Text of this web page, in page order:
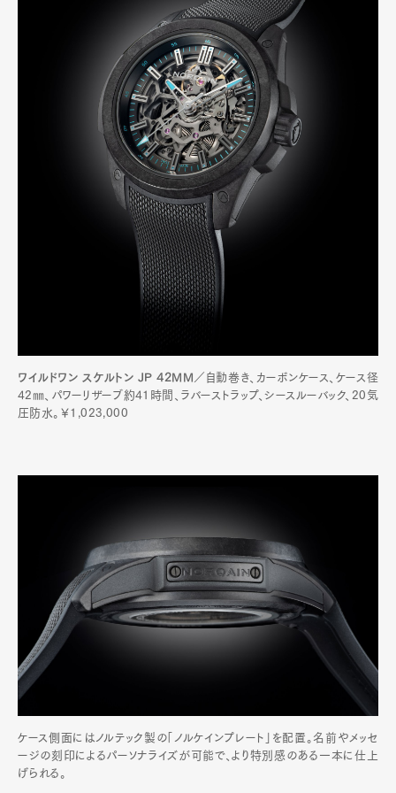
ワイルドワン スケルトン JP 42MM ／自動巻き、カーボンケース、ケース径
42㎜、パワーリザーブ約41時間、ラバーストラップ、シースルーバック、20気
圧防水。￥1,023,000
ケース側面にはノルテック製の「ノルケインプレート」を配置。名前やメッセ
ージの刻印によるパーソナライズが可能で、より特別感のある一本に仕上
げられる。